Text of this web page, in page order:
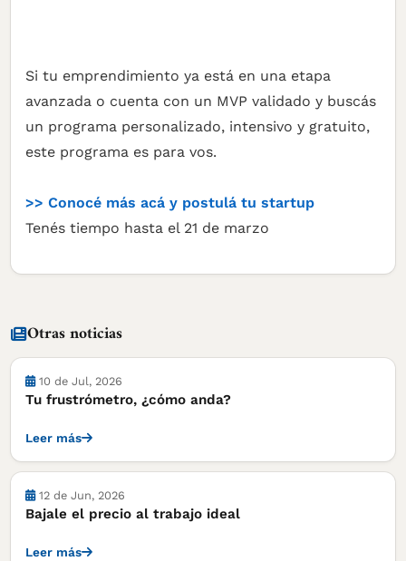
Si tu emprendimiento ya está en una etapa
avanzada o cuenta con un MVP validado y buscás
un programa personalizado, intensivo y gratuito,
este programa es para vos.
>> Conocé más acá y postulá tu startup
Tenés tiempo hasta el 21 de marzo
Otras noticias
10 de Jul, 2026
Tu frustrómetro, ¿cómo anda?
Leer más
Notas
12 de Jun, 2026
Bajale el precio al trabajo ideal
Leer más